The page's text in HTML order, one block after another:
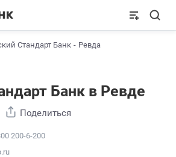
Стандарт Банк
Ревда
Банк в Ревде
200-6-200
Поделиться